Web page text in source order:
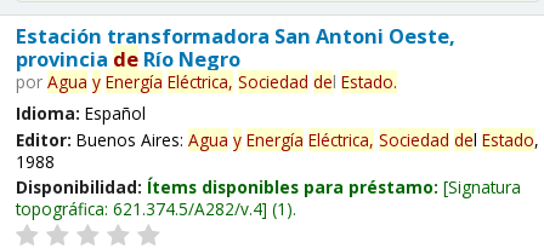
Estación transformadora San Antoni Oeste,
provincia deRío Negro
por Agua y Energía Eléctrica, Sociedad del Estado.
Idioma: Español
Editor: Buenos Aires: Agua y Energía Eléctrica, Sociedad del Estado,
1988
Disponibilidad: Ítems disponibles para préstamo: Signatura
topográfica: 621.374.5/A282/v.4 (1).